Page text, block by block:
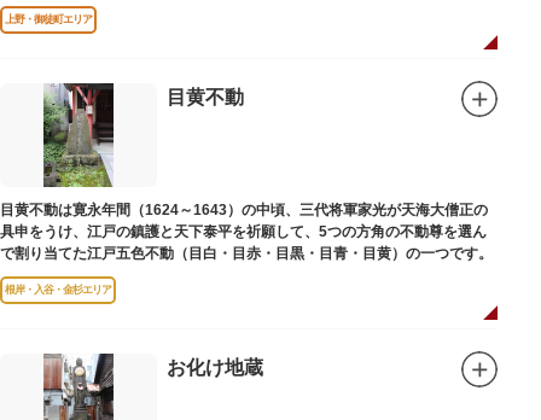
上野・御徒町エリア
目黄不動
目黄不動は寛永年間（1624～1643）の中頃、三代将軍家光が天海大僧正の
具申をうけ、江戸の鎮護と天下泰平を祈願して、5つの方角の不動尊を選ん
で割り当てた江戸五色不動（目白・目赤・目黒・目青・目黄）の一つです。
根岸・入谷・金杉エリア
お化け地蔵